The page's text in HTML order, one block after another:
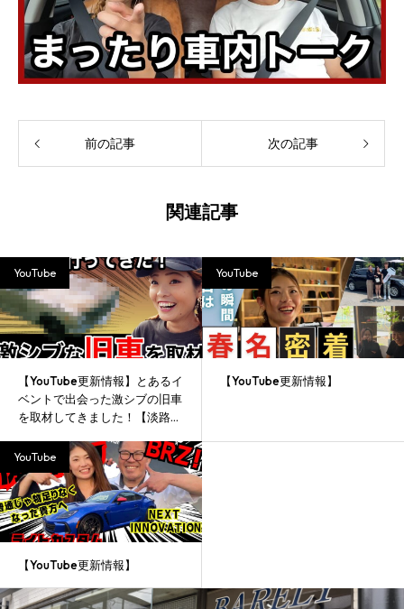
前の記事 次の記事
関連記事
YouTube
【YouTube更新情報】とあるイ
ベントで出会った激シブの旧車
を取材してきました！【淡路
YouTube
【YouTube更新情報】
YouTube
【YouTube更新情報】